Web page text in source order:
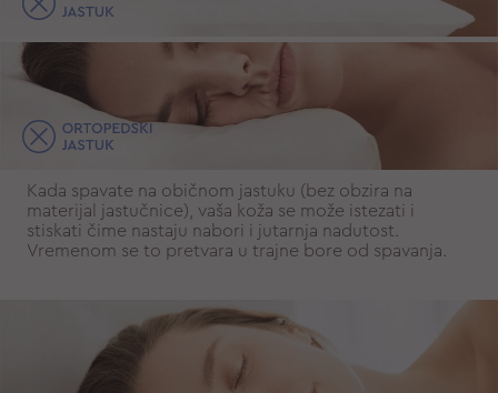
Kada spavate na običnom jastuku (bez obzira na
materijal jastučnice), vaša koža se može istezati i
stiskati čime nastaju nabori i jutarnja nadutost.
Vremenom se to pretvara u trajne bore od spavanja.